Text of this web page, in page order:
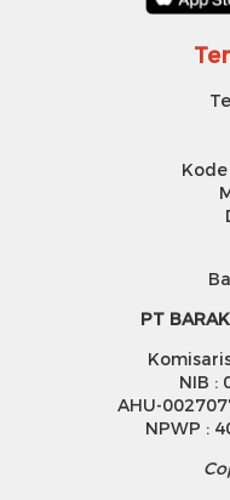
PT
NIB :
AHU-
NPWP :